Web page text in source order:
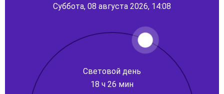
Суббота, 08 августа 2026, 14:08
Световой день
18 ч 26 мин